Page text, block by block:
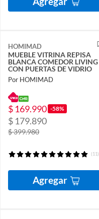
HOMIMAD
MUEBLE VITRINA REPISA
BLANCA COMEDOR LIVING
CON PUERTAS DE VIDRIO
Por HOMIMAD
$ 169.990 -58%
$ 179.890
$ 399.980
(11)
Agregar